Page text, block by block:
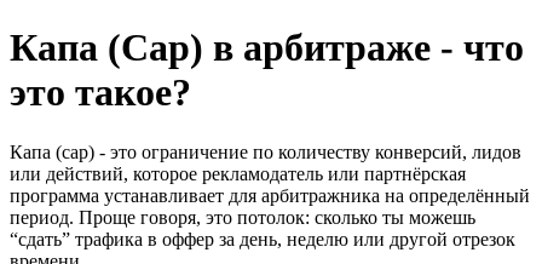
Капа (Cap) в арбитраже - что
это такое?
Капа (cap) - это ограничение по количеству конверсий, лидов
или действий, которое рекламодатель или партнёрская
программа устанавливает для арбитражника на определённый
период. Проще говоря, это потолок: сколько ты можешь
“сдать” трафика в оффер за день, неделю или другой отрезок